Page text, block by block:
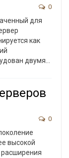
0
для
как
двумя…
0
высокой